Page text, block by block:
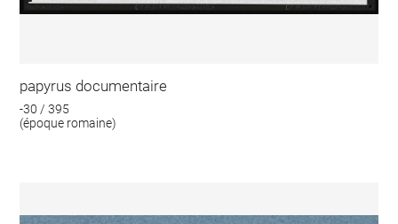
papyrus documentaire
-30 / 395
(époque romaine)